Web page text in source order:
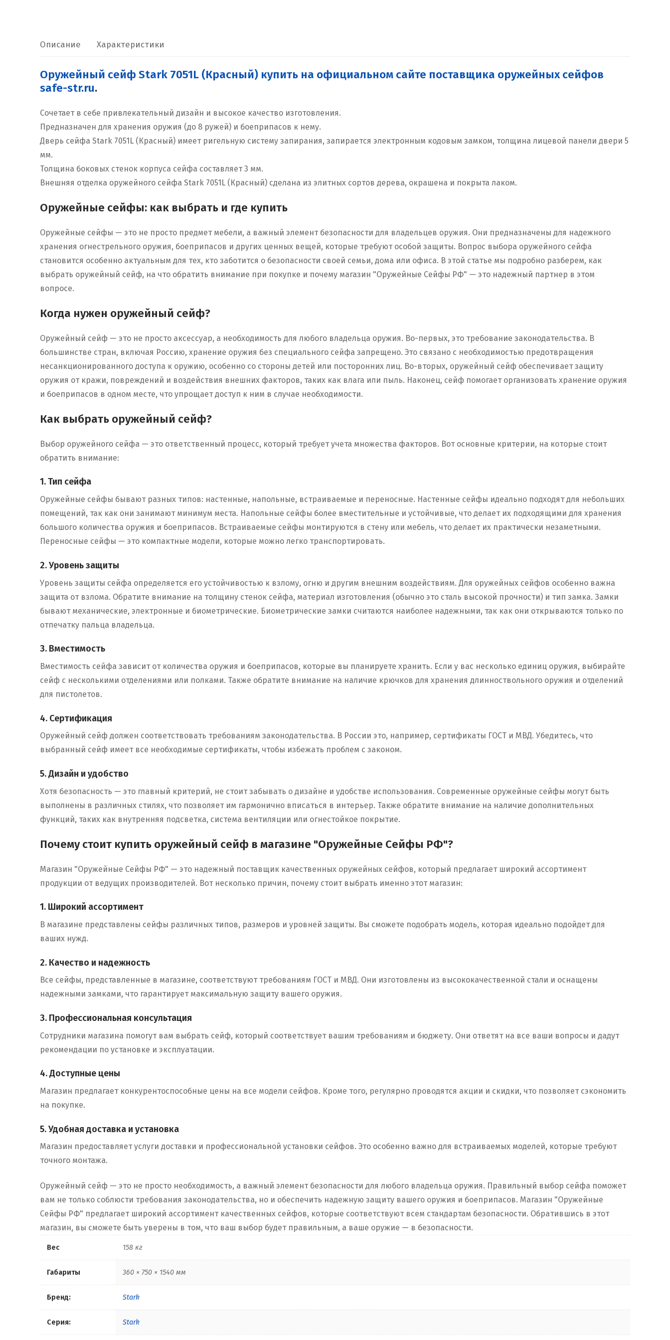
Описание Характеристики
Оружейный сейф Stark 7051L (Красный) купить на официальном сайте поставщика оружейных сейфов
safe-str.ru.
Сочетает в себе привлекательный дизайн и высокое качество изготовления.
Предназначен для хранения оружия (до 8 ружей) и боеприпасов к нему.
Дверь сейфа Stark 7051L (Красный) имеет ригельную систему запирания, запирается электронным кодовым замком, толщина лицевой панели двери 5
мм.
Толщина боковых стенок корпуса сейфа составляет 3 мм.
Внешняя отделка оружейного сейфа Stark 7051L (Красный) сделана из элитных сортов дерева, окрашена и покрыта лаком.
Оружейные сейфы: как выбрать и где купить
Оружейные сейфы — это не просто предмет мебели, а важный элемент безопасности для владельцев оружия. Они предназначены для надежного
хранения огнестрельного оружия, боеприпасов и других ценных вещей, которые требуют особой защиты. Вопрос выбора оружейного сейфа
становится особенно актуальным для тех, кто заботится о безопасности своей семьи, дома или офиса. В этой статье мы подробно разберем, как
выбрать оружейный сейф, на что обратить внимание при покупке и почему магазин "Оружейные Сейфы РФ" — это надежный партнер в этом
вопросе.
Когда нужен оружейный сейф?
Оружейный сейф — это не просто аксессуар, а необходимость для любого владельца оружия. Во-первых, это требование законодательства. В
большинстве стран, включая Россию, хранение оружия без специального сейфа запрещено. Это связано с необходимостью предотвращения
несанкционированного доступа к оружию, особенно со стороны детей или посторонних лиц. Во-вторых, оружейный сейф обеспечивает защиту
оружия от кражи, повреждений и воздействия внешних факторов, таких как влага или пыль. Наконец, сейф помогает организовать хранение оружия
и боеприпасов в одном месте, что упрощает доступ к ним в случае необходимости.
Как выбрать оружейный сейф?
Выбор оружейного сейфа — это ответственный процесс, который требует учета множества факторов. Вот основные критерии, на которые стоит
обратить внимание:
1. Тип сейфа
Оружейные сейфы бывают разных типов: настенные, напольные, встраиваемые и переносные. Настенные сейфы идеально подходят для небольших
помещений, так как они занимают минимум места. Напольные сейфы более вместительные и устойчивые, что делает их подходящими для хранения
большого количества оружия и боеприпасов. Встраиваемые сейфы монтируются в стену или мебель, что делает их практически незаметными.
Переносные сейфы — это компактные модели, которые можно легко транспортировать.
2. Уровень защиты
Уровень защиты сейфа определяется его устойчивостью к взлому, огню и другим внешним воздействиям. Для оружейных сейфов особенно важна
защита от взлома. Обратите внимание на толщину стенок сейфа, материал изготовления (обычно это сталь высокой прочности) и тип замка. Замки
бывают механические, электронные и биометрические. Биометрические замки считаются наиболее надежными, так как они открываются только по
отпечатку пальца владельца.
3. Вместимость
Вместимость сейфа зависит от количества оружия и боеприпасов, которые вы планируете хранить. Если у вас несколько единиц оружия, выбирайте
сейф с несколькими отделениями или полками. Также обратите внимание на наличие крючков для хранения длинноствольного оружия и отделений
для пистолетов.
4. Сертификация
Оружейный сейф должен соответствовать требованиям законодательства. В России это, например, сертификаты ГОСТ и МВД. Убедитесь, что
выбранный сейф имеет все необходимые сертификаты, чтобы избежать проблем с законом.
5. Дизайн и удобство
Хотя безопасность — это главный критерий, не стоит забывать о дизайне и удобстве использования. Современные оружейные сейфы могут быть
выполнены в различных стилях, что позволяет им гармонично вписаться в интерьер. Также обратите внимание на наличие дополнительных
функций, таких как внутренняя подсветка, система вентиляции или огнестойкое покрытие.
Почему стоит купить оружейный сейф в магазине "Оружейные Сейфы РФ"?
Магазин "Оружейные Сейфы РФ" — это надежный поставщик качественных оружейных сейфов, который предлагает широкий ассортимент
продукции от ведущих производителей. Вот несколько причин, почему стоит выбрать именно этот магазин:
1. Широкий ассортимент
В магазине представлены сейфы различных типов, размеров и уровней защиты. Вы сможете подобрать модель, которая идеально подойдет для
ваших нужд.
2. Качество и надежность
Все сейфы, представленные в магазине, соответствуют требованиям ГОСТ и МВД. Они изготовлены из высококачественной стали и оснащены
надежными замками, что гарантирует максимальную защиту вашего оружия.
3. Профессиональная консультация
Сотрудники магазина помогут вам выбрать сейф, который соответствует вашим требованиям и бюджету. Они ответят на все ваши вопросы и дадут
рекомендации по установке и эксплуатации.
4. Доступные цены
Магазин предлагает конкурентоспособные цены на все модели сейфов. Кроме того, регулярно проводятся акции и скидки, что позволяет сэкономить
на покупке.
5. Удобная доставка и установка
Магазин предоставляет услуги доставки и профессиональной установки сейфов. Это особенно важно для встраиваемых моделей, которые требуют
точного монтажа.
Оружейный сейф — это не просто необходимость, а важный элемент безопасности для любого владельца оружия. Правильный выбор сейфа поможет
вам не только соблюсти требования законодательства, но и обеспечить надежную защиту вашего оружия и боеприпасов. Магазин "Оружейные
Сейфы РФ" предлагает широкий ассортимент качественных сейфов, которые соответствуют всем стандартам безопасности. Обратившись в этот
магазин, вы сможете быть уверены в том, что ваш выбор будет правильным, а ваше оружие — в безопасности.
Вес 158 кг
Габариты 360 × 750 × 1540 мм
Бренд: Stark
Серия: Stark